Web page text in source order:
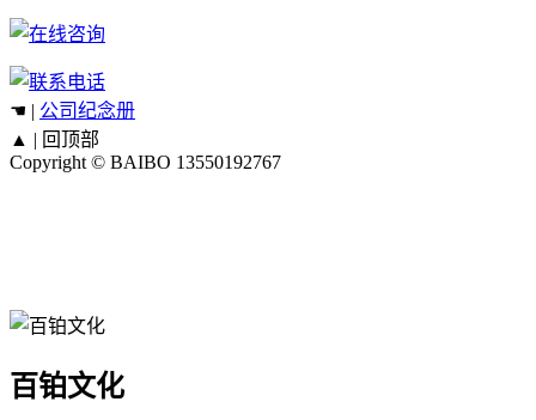
☚ | 公司纪念册
▲ | 回顶部
Copyright © BAIBO 13550192767
百铂文化